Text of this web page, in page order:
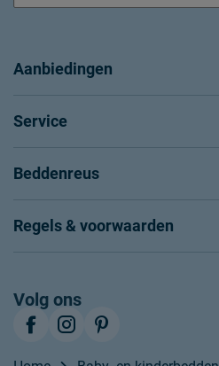
Aanbiedingen
Service
Beddenreus
Regels & voorwaarden
Volg ons